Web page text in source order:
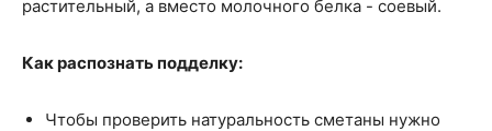
растительный, а вместо молочного белка - соевый.
Как распознать подделку:
Чтобы проверить натуральность сметаны нужно